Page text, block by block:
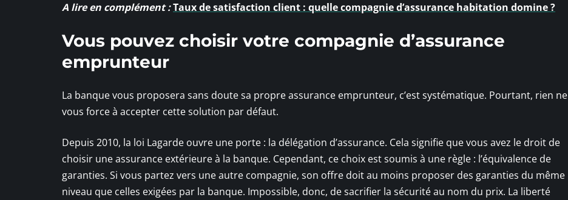
A lire en complément :Taux de satisfaction client : quelle compagnie d’assurance habitation domine ?
Vous pouvez choisir votre compagnie d’assurance
emprunteur
La banque vous proposera sans doute sa propre assurance emprunteur, c’est systématique. Pourtant, rien ne
vous force à accepter cette solution par défaut.
Depuis 2010, la loi Lagarde ouvre une porte : la délégation d’assurance. Cela signifie que vous avez le droit de
choisir une assurance extérieure à la banque. Cependant, ce choix est soumis à une règle : l’équivalence de
garanties. Si vous partez vers une autre compagnie, son offre doit au moins proposer des garanties du même
niveau que celles exigées par la banque. Impossible, donc, de sacrifier la sécurité au nom du prix. La liberté